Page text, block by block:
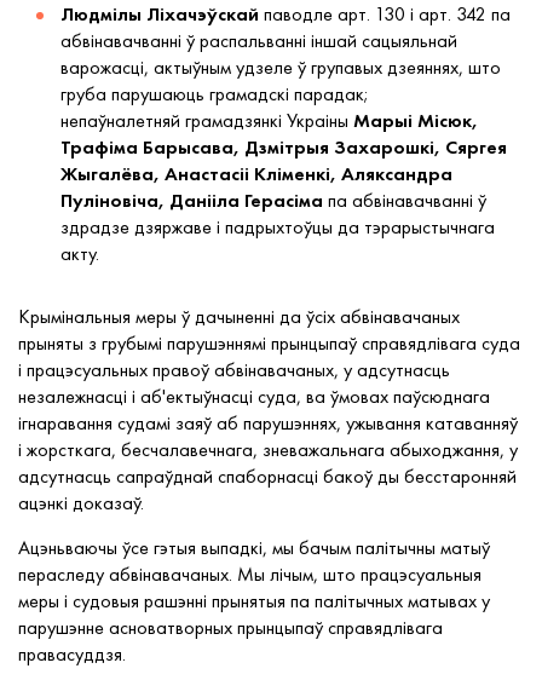
Людмілы Ліхачэўскай паводле арт. 130 і арт. 342 па
абвінавачванні ў распальванні іншай сацыяльнай
варожасці, актыўным удзеле ў групавых дзеяннях, што
груба парушаюць грамадскі парадак;
непаўналетняй грамадзянкі Украіны Марыі Місюк,
Трафіма Барысава, Дзмітрыя Захарошкі, Сяргея
Жыгалёва, Анастасіі Кліменкі, Аляксандра
Пуліновіча, Данііла Герасіма па абвінавачванні ў
здрадзе дзяржаве і падрыхтоўцы да тэрарыстычнага
акту.
Крымінальныя меры ў дачыненні да ўсіх абвінавачаных
прыняты з грубымі парушэннямі прынцыпаў справядлівага суда
і працэсуальных правоў абвінавачаных, у адсутнасць
незалежнасці і аб'ектыўнасці суда, ва ўмовах паўсюднага
ігнаравання судамі заяў аб парушэннях, ужывання катаванняў
і жорсткага, бесчалавечнага, зневажальнага абыходжання, у
адсутнасць сапраўднай спаборнасці бакоў ды бесстаронняй
ацэнкі доказаў.
Ацэньваючы ўсе гэтыя выпадкі, мы бачым палітычны матыў
пераследу абвінавачаных. Мы лічым, што працэсуальныя
меры і судовыя рашэнні прынятыя па палітычных матывах у
парушэнне асноватворных прынцыпаў справядлівага
правасуддзя.